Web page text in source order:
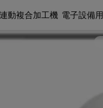
動複合加工機  電子設備